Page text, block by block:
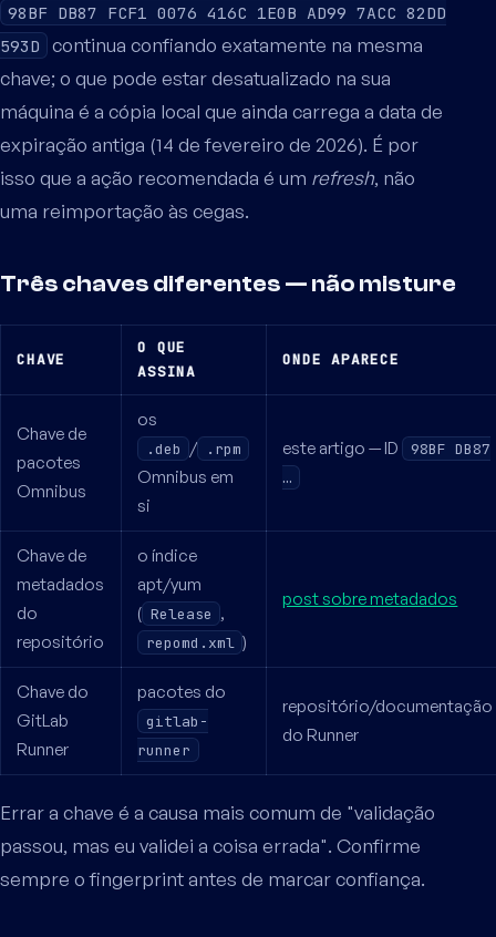
98BF DB87 FCF1 0076 416C 1E0B AD99 7ACC 82DD
593D
continua confiando exatamente na mesma
chave; o que pode estar desatualizado na sua
máquina é a cópia local que ainda carrega a data de
expiração antiga (14 de fevereiro de 2026). É por
isso que a ação recomendada é um refresh, não
uma reimportação às cegas.
Três chaves diferentes — não misture
CHAVE
O QUE
ASSINA
ONDE APARECE
Chave de
pacotes
Omnibus
os
.deb / .rpm
Omnibus em
si
este artigo — ID
98BF DB87
…
Chave de
metadados
do
repositório
o índice
apt/yum
( Release ,
repomd.xml )
post sobre metadados
Chave do
GitLab
Runner
pacotes do
gitlab-
runner
repositório/documentação
do Runner
Errar a chave é a causa mais comum de "validação
passou, mas eu validei a coisa errada". Confirme
sempre o fingerprint antes de marcar confiança.